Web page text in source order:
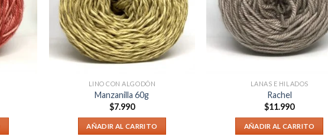
LINO CON ALGODÓN
Manzanilla 60g
$7.990
AÑADIR AL CARRITO
LANAS E HILADOS
Rachel
$11.990
AÑADIR AL CARRITO